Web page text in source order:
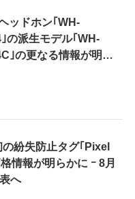
ッドホン｢WH-
の派生モデル｢WH-
｣の更なる情報が明ら
紛失防止タグ｢Pixel
情報が明らかに ｰ 8月
へ